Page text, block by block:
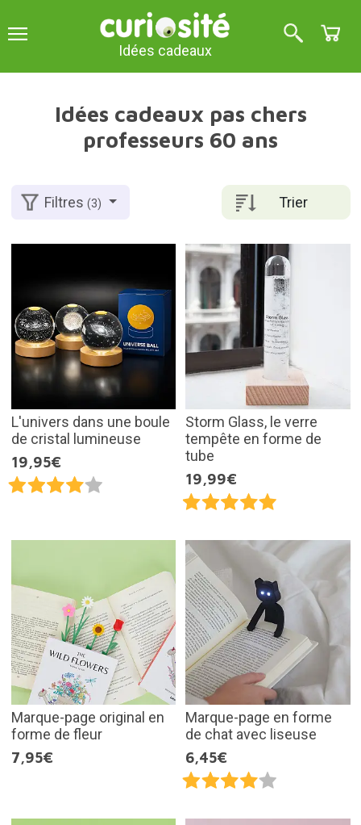
Idées cadeaux
Idées cadeaux pas chers
professeurs 60 ans
Trier
Filtres(3)
L'univers dans une boule
de cristal lumineuse
19,95€
Storm Glass, le verre
tempête en forme de
tube
19,99€
Marque-page original en
forme de fleur
7,95€
Marque-page en forme
de chat avec liseuse
6,45€